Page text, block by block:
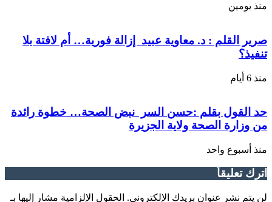
منذ يومين
صرير القلم : د. معاوية عبيد إزالة فورية… أم لافتة بلا
تنفيذ؟
منذ 6 أيام
حد القول بقلم :حسن السر نبض الصحة… خطوة رائدة
من وزارة الصحة ولاية الجزيرة
منذ أسبوع واحد
اترك تعليقاً
لن يتم نشر عنوان بريدك الإلكتروني. الحقول الإلزامية مشار إليها بـ